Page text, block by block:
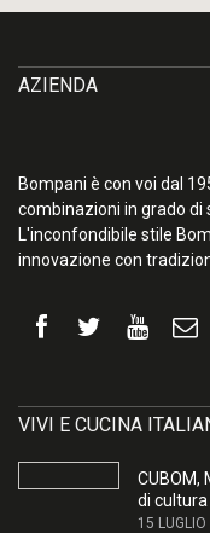
AZIENDA
Bompani è con voi dal
combinazioni in grado di
L'inconfondibile stile
innovazione con
VIVI E CUCINA
CUBOM,
di cultura
15 LUGLIO